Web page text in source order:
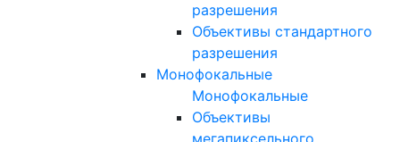
разрешения
Объективы стандартного
разрешения
Монофокальные
Монофокальные
Объективы
мегапиксельного